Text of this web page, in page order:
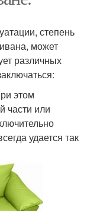
степень
может
различных
этом
части или
удается так